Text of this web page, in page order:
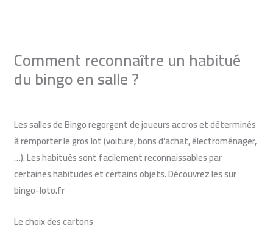
Comment reconnaître un habitué
du bingo en salle ?
Les salles de Bingo regorgent de joueurs accros et déterminés
à remporter le gros lot (voiture, bons d’achat, électroménager,
…). Les habitués sont facilement reconnaissables par
certaines habitudes et certains objets. Découvrez les sur
bingo-loto.fr
Le choix des cartons